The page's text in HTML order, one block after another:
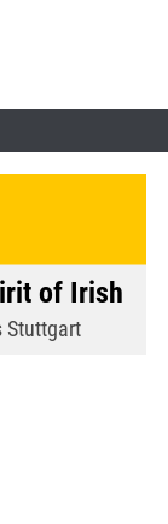
of Irish
Stuttgart